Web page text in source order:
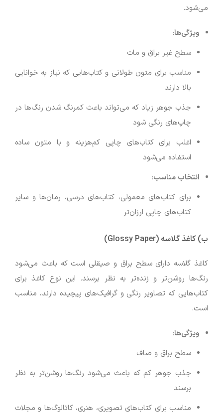
می‌شود.
ویژگی‌ها:
سطح غیر براق و مات
مناسب برای متون طولانی و کتاب‌هایی که نیاز به خوانایی
بالا دارند
جذب جوهر زیاد که می‌تواند باعث کمرنگ شدن رنگ‌ها در
چاپ‌های رنگی شود
اغلب برای کتاب‌های چاپی کم‌هزینه و با متون ساده
استفاده می‌شود
انتخاب مناسب:
برای کتاب‌های معمولی، کتاب‌های درسی، رمان‌ها و سایر
کتاب‌های چاپی ارزان‌تر
ب)کاغذ گلاسه (Glossy Paper)
کاغذ گلاسه دارای سطح براق و صیقلی است که باعث می‌شود
رنگ‌ها روشن‌تر و زنده‌تر به نظر برسند. این نوع کاغذ برای
کتاب‌هایی که تصاویر رنگی و گرافیک‌های پیچیده دارند، مناسب
است.
ویژگی‌ها:
سطح براق و صاف
جذب جوهر کم که باعث می‌شود رنگ‌ها روشن‌تر به نظر
برسند
مناسب برای کتاب‌های تصویری، هنری، کاتالوگ‌ها و مجلات